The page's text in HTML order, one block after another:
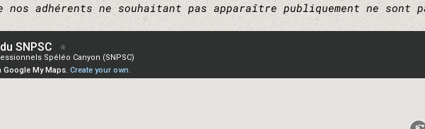
nos adhérents ne souhaitant pas apparaître publiquement ne